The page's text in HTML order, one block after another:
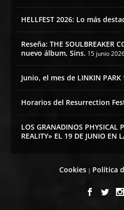
HELLFEST 2026: Lo más
Reseña: THE SOULBREAKER
nuevo álbum, Sins. 15 junio
Junio, el mes de LINKIN PARK
Horarios del Resurrection
LOS GRANADINOS PHYSICAL
REALITY» EL 19 DE JUNIO EN
Cookies| Política